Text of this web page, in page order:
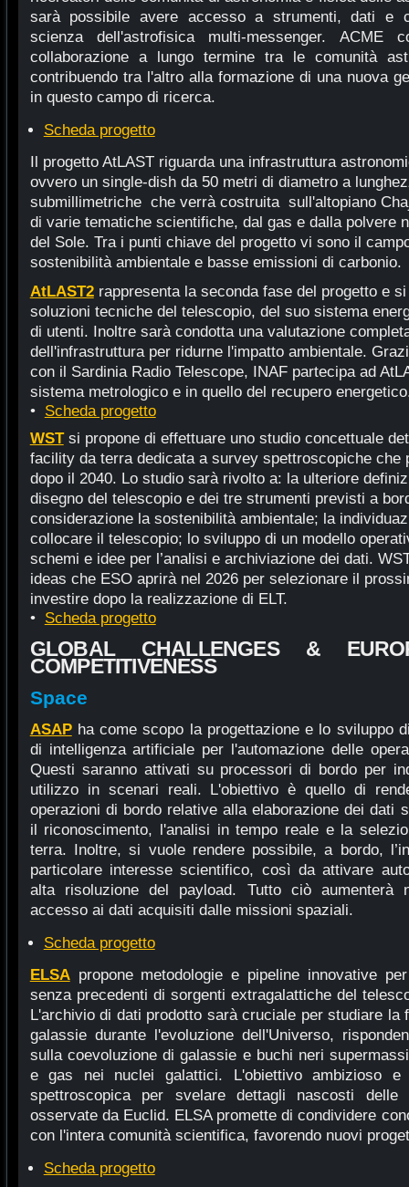
sarà possibile avere accesso a strumenti, dati e
scienza dell'astrofisica multi-messenger.
collaborazione a lungo termine tra le comunità
contribuendo tra l'altro alla formazione di una nuova
in questo campo di ricerca.
Scheda progetto
Il progetto AtLAST riguarda una infrastruttura
ovvero un single-dish da 50 metri di diametro a
submillimetriche che verrà costruita sull'altopiano
di varie tematiche scientifiche, dal gas e dalla polvere
del Sole. Tra i punti chiave del progetto vi sono il
sostenibilità ambientale e basse emissioni di carbonio.
AtLAST2rappresenta la seconda fase del progetto e
soluzioni tecniche del telescopio, del suo sistema
di utenti. Inoltre sarà condotta una valutazione
dell'infrastruttura per ridurne l'impatto ambientale.
con il Sardinia Radio Telescope, INAF partecipa ad
sistema metrologico e in quello del recupero
• Scheda progetto
WSTsi propone di effettuare uno studio concettuale
facility da terra dedicata a survey spettroscopiche che
dopo il 2040. Lo studio sarà rivolto a: la ulteriore
disegno del telescopio e dei tre strumenti previsti a
considerazione la sostenibilità ambientale; la
collocare il telescopio; lo sviluppo di un modello
schemi e idee per l’analisi e archiviazione dei dati.
ideas che ESO aprirà nel 2026 per selezionare il
investire dopo la realizzazione di ELT.
• Scheda progetto
GLOBAL CHALLENGES &
COMPETITIVENESS
Space
ASAPha come scopo la progettazione e lo sviluppo
di intelligenza artificiale per l'automazione delle
Questi saranno attivati su processori di bordo per
utilizzo in scenari reali. L'obiettivo è quello di
operazioni di bordo relative alla elaborazione dei dati
il riconoscimento, l'analisi in tempo reale e la
terra. Inoltre, si vuole rendere possibile, a bordo,
particolare interesse scientifico, così da attivare
alta risoluzione del payload. Tutto ciò aumenterà
accesso ai dati acquisiti dalle missioni spaziali.
Scheda progetto
ELSApropone metodologie e pipeline innovative
senza precedenti di sorgenti extragalattiche del
L'archivio di dati prodotto sarà cruciale per studiare la
galassie durante l'evoluzione dell'Universo,
sulla coevoluzione di galassie e buchi neri
e gas nei nuclei galattici. L'obiettivo ambizioso
spettroscopica per svelare dettagli nascosti
osservate da Euclid. ELSA promette di condividere
con l'intera comunità scientifica, favorendo nuovi
Scheda progetto